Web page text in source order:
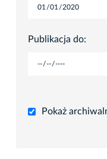
Publikacja do:
Pokaż